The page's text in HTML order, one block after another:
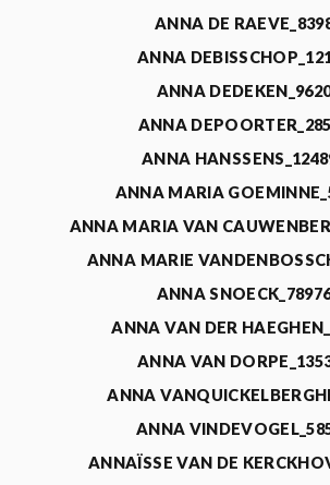
ANNA DE
ANNA
ANNA
ANNA
ANNA
ANNA MARIA
ANNA MARIA VAN
ANNA MARIE
ANNA
ANNA VAN DER
ANNA VAN
ANNA
ANNA
ANNAÏSSE VAN DE